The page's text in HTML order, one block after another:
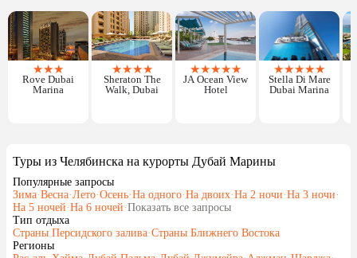
★★★
Rove Dubai
Marina
★★★★
Sheraton The
Walk, Dubai
★★★★★
JA Ocean View
Hotel
★★★★★
Stella Di Mare
Dubai Marina
Туры из Челябинска на курорты Дубай Марины
Популярные запросы
Зима·Весна·Лето·Осень·На одного·На двоих·На 2 ночи·На 3 ночи·
На 5 ночей·На 6 ночей·Показать все запросы
Тип отдыха
Страны Персидского залива·Страны Ближнего Востока
Регионы